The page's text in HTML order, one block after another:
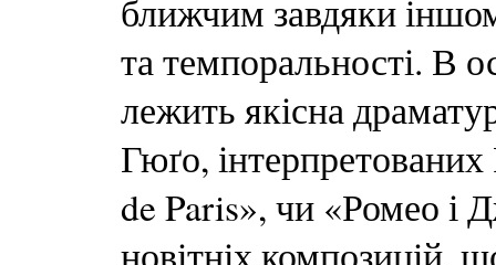
ближчим завдяки
та темпоральності. В
лежить якісна
Гюґо,
de Paris», чи «Ромео і
новітніх композицій,